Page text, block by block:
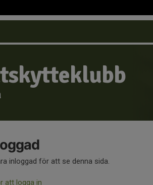
inloggad för att se denna sida.
att logga in